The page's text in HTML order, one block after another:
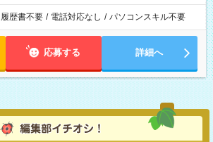
履歴書不要 / 電話対応なし / パソコンスキル不要
応募する 詳細へ